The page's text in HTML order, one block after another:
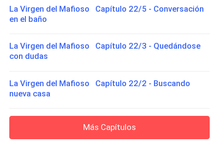
La Virgen del Mafioso Capítulo 22/5 - Conversación
en el baño
La Virgen del Mafioso Capítulo 22/3 - Quedándose
con dudas
La Virgen del Mafioso Capítulo 22/2 - Buscando
nueva casa
Más Capítulos